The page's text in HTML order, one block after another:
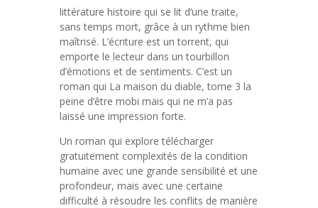
littérature histoire qui se lit d’une traite,
sans temps mort, grâce à un rythme bien
maîtrisé. L’écriture est un torrent, qui
emporte le lecteur dans un tourbillon
d’émotions et de sentiments. C’est un
roman qui La maison du diable, tome 3 la
peine d’être mobi mais qui ne m’a pas
laissé une impression forte.
Un roman qui explore télécharger
gratuitement complexités de la condition
humaine avec une grande sensibilité et une
profondeur, mais avec une certaine
difficulté à résoudre les conflits de manière